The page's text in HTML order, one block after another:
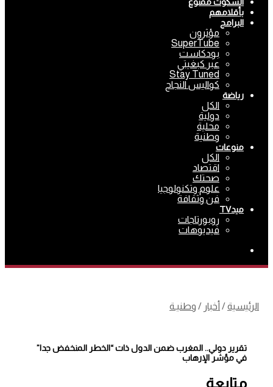
بأقلامهم
البرامج
مؤثرون
SuperTube
بودكاست
عبر كبغيتي
Stay Tuned
كواليس النجاح
رياضة
الكل
دولية
محلية
وطنية
منوعات
الكل
اقتصاد
صحتك
علوم وتكنولوجيا
فن وثقافة
ميدTV
روبورتاجات
فيديوهات
الرئيسية / أخبار / وطنيـة
تقرير دولي.. المغرب ضمن الدول ذات “الخطر المنخفض جدا”
في مؤشر الإرهاب
متابعة